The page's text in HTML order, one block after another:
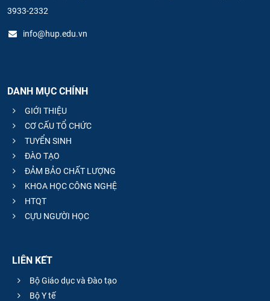
3933-2332
info@hup.edu.vn
DANH MỤC CHÍNH
GIỚI THIỆU
CƠ CẤU TỔ CHỨC
TUYỂN SINH
ĐÀO TẠO
ĐẢM BẢO CHẤT LƯỢNG
KHOA HỌC CÔNG NGHỆ
HTQT
CỰU NGƯỜI HỌC
LIÊN KẾT
Bộ Giáo dục và Đào tạo
Bộ Y tế